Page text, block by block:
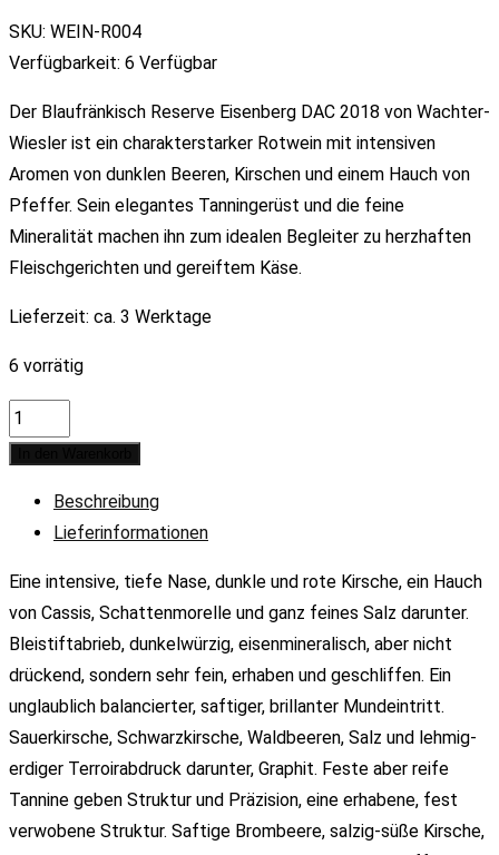
SKU: WEIN-R004
Verfügbarkeit: 6 Verfügbar
Der Blaufränkisch Reserve Eisenberg DAC 2018 von Wachter-
Wiesler ist ein charakterstarker Rotwein mit intensiven
Aromen von dunklen Beeren, Kirschen und einem Hauch von
Pfeffer. Sein elegantes Tanningerüst und die feine
Mineralität machen ihn zum idealen Begleiter zu herzhaften
Fleischgerichten und gereiftem Käse.
Lieferzeit: ca. 3 Werktage
6 vorrätig
Blaufränkisch
Reserve
DAC
2018
-
Wachter-
Wiesler
quantity
Beschreibung
Lieferinformationen
Eine intensive, tiefe Nase, dunkle und rote Kirsche, ein Hauch
von Cassis, Schattenmorelle und ganz feines Salz darunter.
Bleistiftabrieb, dunkelwürzig, eisenmineralisch, aber nicht
drückend, sondern sehr fein, erhaben und geschliffen. Ein
unglaublich balancierter, saftiger, brillanter Mundeintritt.
Sauerkirsche, Schwarzkirsche, Waldbeeren, Salz und lehmig-
erdiger Terroirabdruck darunter, Graphit. Feste aber reife
Tannine geben Struktur und Präzision, eine erhabene, fest
verwobene Struktur. Saftige Brombeere, salzig-süße Kirsche,